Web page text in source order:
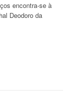
encontra-se à
Deodoro da